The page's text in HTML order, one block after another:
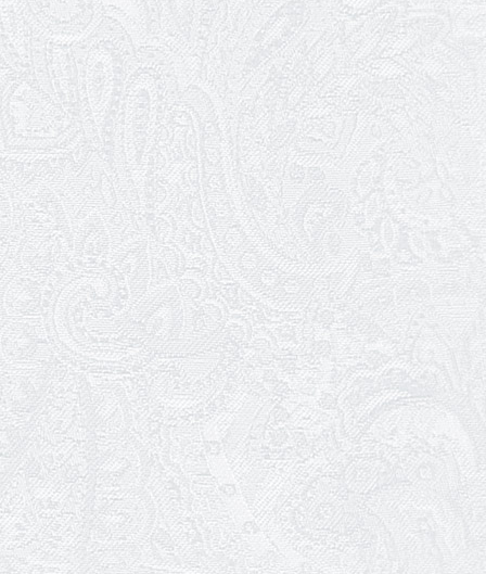
Зміни в репертуарі січня
24.01.2026
Ювілей Наталії Сидоренко
23.01.2026
Вітаємо з прем'єрою Віталія Платова!
22.01.2026
Ювілей Ольги Зеленянської
21.01.2026
Ювілей Ніни Ярован
19.01.2026 WhitePress Ukraine
Разом завдяки культурі. Як Одеський
академічний театр музичної комедії
долає самотність сучасної епохи
14.01.2026
Ювілей Ігоря Дідурка
07.01.2026
Театр музкомедії шукає двірників